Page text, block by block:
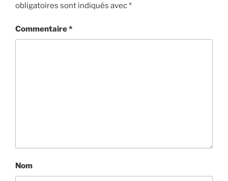
obligatoires sont indiqués avec*
Commentaire*
Nom